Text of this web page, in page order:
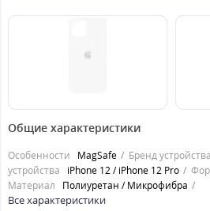
449 грн.
Общие характеристики
Особенности MagSafe Бренд устройства
устройства
iPhone 12 / iPhone 12 Pro
Материал
Полиуретан / Микрофибра
Все характеристики